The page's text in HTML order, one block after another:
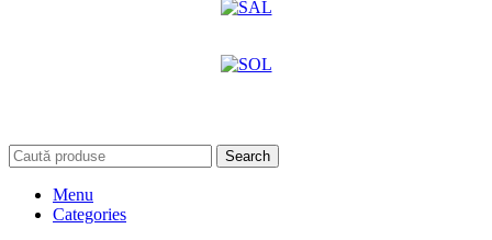
Search
Menu
Categories